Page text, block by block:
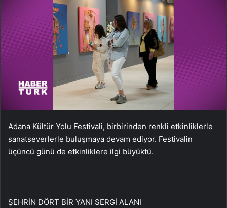
Adana Kültür Yolu Festivali, birbirinden renkli etkinliklerle
sanatseverlerle buluşmaya devam ediyor. Festivalin
üçüncü günü de etkinliklere ilgi büyüktü.
ŞEHRİN DÖRT BİR YANI SERGİ ALANI